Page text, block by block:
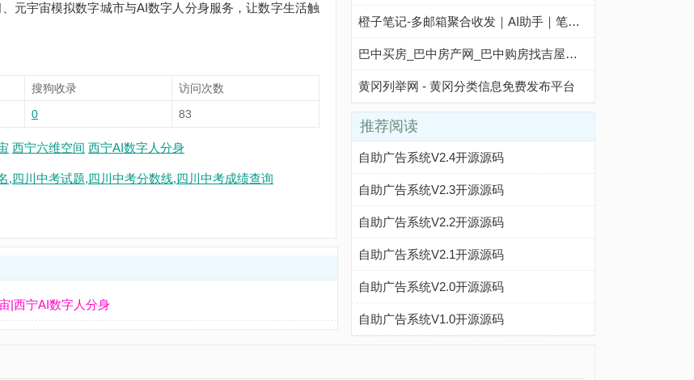
元宇宙模拟数字城市与AI数字人分身服务，让数字生活触
搜狗收录 访问次数
0 83
西宁六维空间 西宁AI数字人分身
,四川中考试题,四川中考分数线,四川中考成绩查询
|西宁AI数字人分身
橙子笔记-多邮箱聚合收发｜AI助手｜笔记文档云端同步｜团队与个人高效协作工具
巴中买房_巴中房产网_巴中购房找吉屋网 - 巴中吉屋网
黄冈列举网 - 黄冈分类信息免费发布平台
推荐阅读
自助广告系统V2.4开源源码
自助广告系统V2.3开源源码
自助广告系统V2.2开源源码
自助广告系统V2.1开源源码
自助广告系统V2.0开源源码
自助广告系统V1.0开源源码